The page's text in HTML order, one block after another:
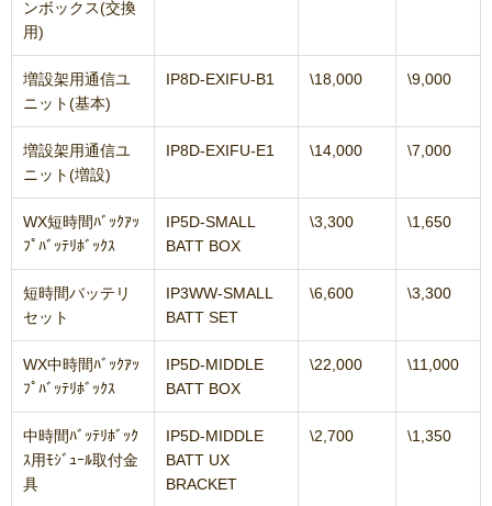
ンボックス(交換
用)
増設架用通信ユ
ニット(基本)
IP8D-EXIFU-B1 \18,000 \9,000
増設架用通信ユ
ニット(増設)
IP8D-EXIFU-E1 \14,000 \7,000
WX短時間ﾊﾞｯｸｱｯ
ﾌﾟﾊﾞｯﾃﾘﾎﾞｯｸｽ
IP5D-SMALL
BATT BOX
\3,300 \1,650
短時間バッテリ
セット
IP3WW-SMALL
BATT SET
\6,600 \3,300
WX中時間ﾊﾞｯｸｱｯ
ﾌﾟﾊﾞｯﾃﾘﾎﾞｯｸｽ
IP5D-MIDDLE
BATT BOX
\22,000 \11,000
中時間ﾊﾞｯﾃﾘﾎﾞｯｸ
ｽ用ﾓｼﾞｭｰﾙ取付金
具
IP5D-MIDDLE
BATT UX
BRACKET
\2,700 \1,350